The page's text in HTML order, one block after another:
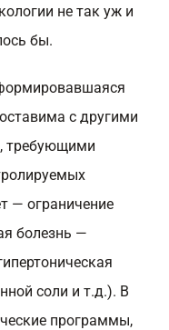
не так уж и
бы.
с другими
требующими
— ограничение
болезнь —
соли и т.д.). В
программы,